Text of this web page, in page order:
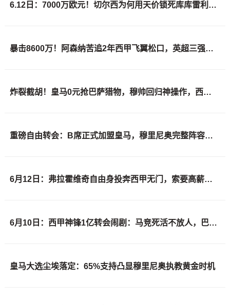
6.12日：7000万欧元！切尔西为何用天价锁死库库雷利亚的西甲梦？
暴击8600万！阿森纳苦追2年西甲飞翼松口，英超三强疯抢悬念拉满
炸裂截胡！皇马0元抢巴萨猎物，穆帅回归神操作，西甲格局要变天
重磅自由转会：B席正式加盟皇马，穆里尼奥完整阵容出炉，西甲冠军悬念提前落幕
6月12日：弗拉霍维奇自由身投奔西甲无门，索要高薪遭皇马巴萨马竞拒绝
6月10日：西甲神锋1亿转会闹剧：马竞死活不放人，巴萨真能捡漏成功？
皇马大选尘埃落定：65%支持凸显穆里尼奥执教黄金时机